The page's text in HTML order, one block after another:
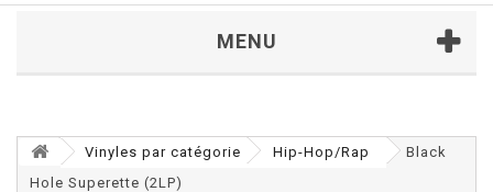
MENU
Vinyles par catégorie Hip-Hop/Rap
Black
Hole Superette (2LP)